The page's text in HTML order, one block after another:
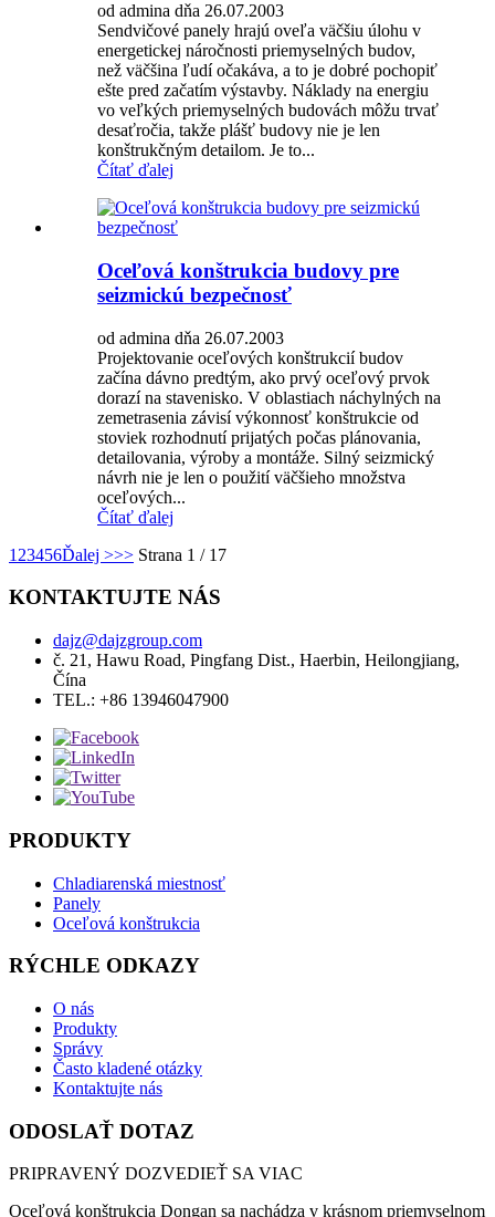
od admina dňa 26.07.2003
Sendvičové panely hrajú oveľa väčšiu úlohu v
energetickej náročnosti priemyselných budov,
než väčšina ľudí očakáva, a to je dobré pochopiť
ešte pred začatím výstavby. Náklady na energiu
vo veľkých priemyselných budovách môžu trvať
desaťročia, takže plášť budovy nie je len
konštrukčným detailom. Je to...
Čítať ďalej
Oceľová konštrukcia budovy pre
seizmickú bezpečnosť
od admina dňa 26.07.2003
Projektovanie oceľových konštrukcií budov
začína dávno predtým, ako prvý oceľový prvok
dorazí na stavenisko. V oblastiach náchylných na
zemetrasenia závisí výkonnosť konštrukcie od
stoviek rozhodnutí prijatých počas plánovania,
detailovania, výroby a montáže. Silný seizmický
návrh nie je len o použití väčšieho množstva
oceľových...
Čítať ďalej
1 23456Ďalej >>> Strana 1 / 17
KONTAKTUJTE NÁS
dajz@dajzgroup.com
č. 21, Hawu Road, Pingfang Dist., Haerbin, Heilongjiang,
Čína
TEL.: +86 13946047900
PRODUKTY
Chladiarenská miestnosť
Panely
Oceľová konštrukcia
RÝCHLE ODKAZY
O nás
Produkty
Správy
Často kladené otázky
Kontaktujte nás
ODOSLAŤ DOTAZ
PRIPRAVENÝ DOZVEDIEŤ SA VIAC
Oceľová konštrukcia Dongan sa nachádza v krásnom priemyselnom